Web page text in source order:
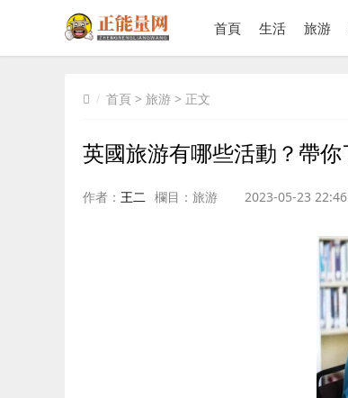
首頁 生活 旅游
首頁 > 旅游 > 正文
英國旅游有哪些活動？帶
作者： 王二 欄目： 旅游 2023-05-23 22:46